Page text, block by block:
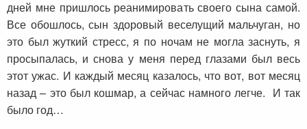
дней мне пришлось реанимировать своего сына самой.
Все обошлось, сын здоровый веселущий мальчуган, но
это был жуткий стресс, я по ночам не могла заснуть, я
просыпалась, и снова у меня перед глазами был весь
этот ужас. И каждый месяц казалось, что вот, вот месяц
назад – это был кошмар, а сейчас намного легче. И так
было год…